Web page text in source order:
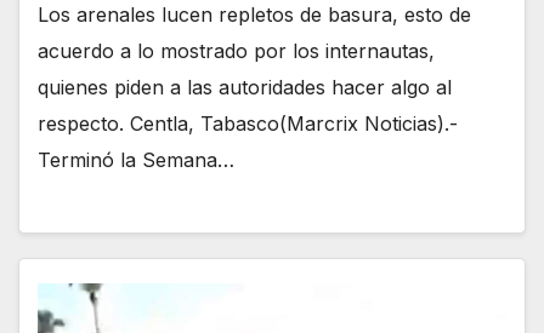
Los arenales lucen repletos de basura, esto de
acuerdo a lo mostrado por los internautas,
quienes piden a las autoridades hacer algo al
respecto. Centla, Tabasco(Marcrix Noticias).-
Terminó la Semana…